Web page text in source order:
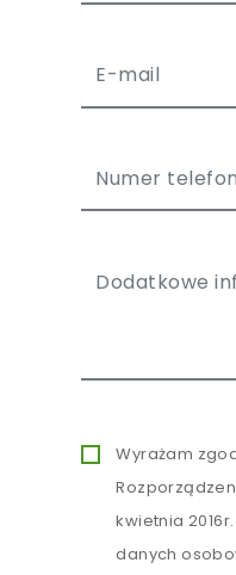
Wyrażam
kwietnia
danych